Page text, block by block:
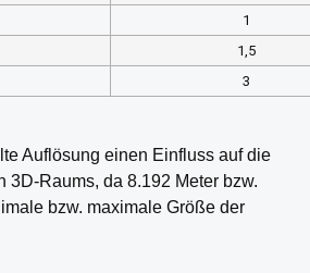
1
1,5
3
Auflösung einen Einfluss auf die
3D-Raums, da 8.192 Meter bzw.
bzw. maximale Größe der